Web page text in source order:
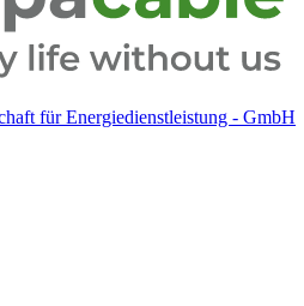
für Energiedienstleistung - GmbH